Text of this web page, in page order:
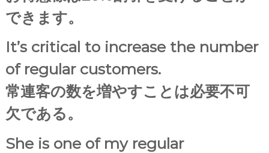
できます。
It’s critical to increase the number
of regular customers.
常連客の数を増やすことは必要不可
欠である。
She is one of my regular